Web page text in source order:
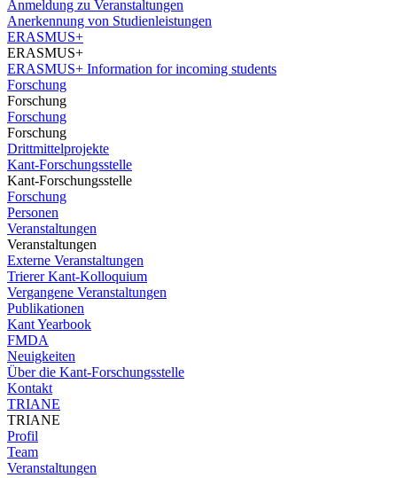
Anmeldung zu Veranstaltungen
Anerkennung von Studienleistungen
ERASMUS+
ERASMUS+
ERASMUS+ Information for incoming students
Forschung
Forschung
Forschung
Forschung
Drittmittelprojekte
Kant-Forschungsstelle
Kant-Forschungsstelle
Forschung
Personen
Veranstaltungen
Veranstaltungen
Externe Veranstaltungen
Trierer Kant-Kolloquium
Vergangene Veranstaltungen
Publikationen
Kant Yearbook
FMDA
Neuigkeiten
Über die Kant-Forschungsstelle
Kontakt
TRIANE
TRIANE
Profil
Team
Veranstaltungen